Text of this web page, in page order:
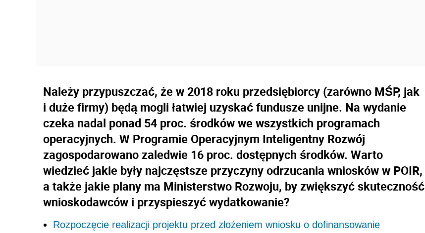
Należy przypuszczać, że w 2018 roku przedsiębiorcy (zarówno MŚP, jak
i duże firmy) będą mogli łatwiej uzyskać fundusze unijne. Na wydanie
czeka nadal ponad 54 proc. środków we wszystkich programach
operacyjnych. W Programie Operacyjnym Inteligentny Rozwój
zagospodarowano zaledwie 16 proc. dostępnych środków. Warto
wiedzieć jakie były najczęstsze przyczyny odrzucania wniosków w POIR,
a także jakie plany ma Ministerstwo Rozwoju, by zwiększyć skuteczność
wnioskodawców i przyspieszyć wydatkowanie?
Rozpoczęcie realizacji projektu przed złożeniem wniosku o dofinansowanie